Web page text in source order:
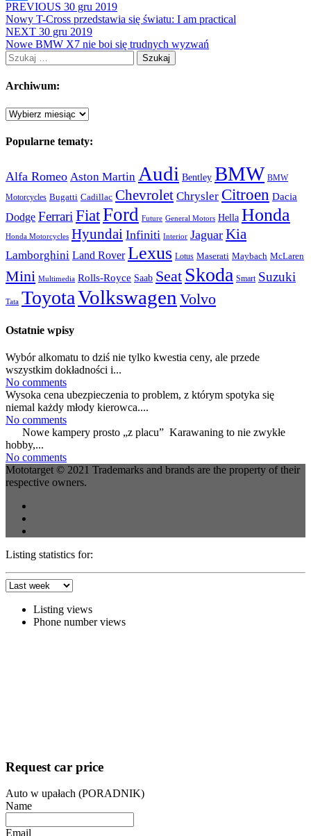
Share
PREVIOUS 30 gru 2019
Nowy T-Cross przedstawia się światu: I am practical
NEXT 30 gru 2019
Nowe BMW X7 nie boi się trudnych wyzwań
Szukaj:
Archiwum:
Archiwum:
Popularne tematy:
Alfa Romeo Aston Martin Audi Bentley BMW BMW
Motorcycles Bugatti Cadillac Chevrolet Chrysler Citroen Dacia
Dodge FerrariFiatFord Future General Motors Hella Honda
Honda Motorcycles Hyundai Infiniti Interior Jaguar Kia
Lamborghini Land Rover Lexus Lotus Maserati Maybach McLaren
Mini Multimedia Rolls-Royce Saab Seat Skoda Smart Suzuki
Tata ToyotaVolkswagen Volvo
Ostatnie wpisy
Wybór alkomatu to dziś nie tylko kwestia ceny, ale przede
wszystkim dokładności i...
No comments
Wysoka cena ubezpieczenia to problem, z którym spotyka się
niemal każdy młody kierowca....
No comments
Nowe kampery prosto „z placu” Karawaning to nie zwykłe
hobby,...
No comments
Mototarget © 2021 Trademarks and brands are the property of their
respective owners.
Listing statistics for:
Listing views
Phone number views
Request car price
Auto w upałach (PORADNIK)
Name
Email